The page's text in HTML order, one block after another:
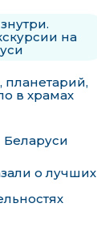
на
планетарий,
в храмах
Беларуси
о лучших